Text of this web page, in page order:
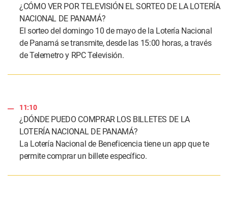
¿CÓMO VER POR TELEVISIÓN EL SORTEO DE LA LOTERÍA
NACIONAL DE PANAMÁ?
El sorteo del domingo 10 de mayo de la Lotería Nacional
de Panamá se transmite, desde las 15:00 horas, a través
de Telemetro y RPC Televisión.
11:10
¿DÓNDE PUEDO COMPRAR LOS BILLETES DE LA
LOTERÍA NACIONAL DE PANAMÁ?
La Lotería Nacional de Beneficencia tiene un app que te
permite comprar un billete específico.